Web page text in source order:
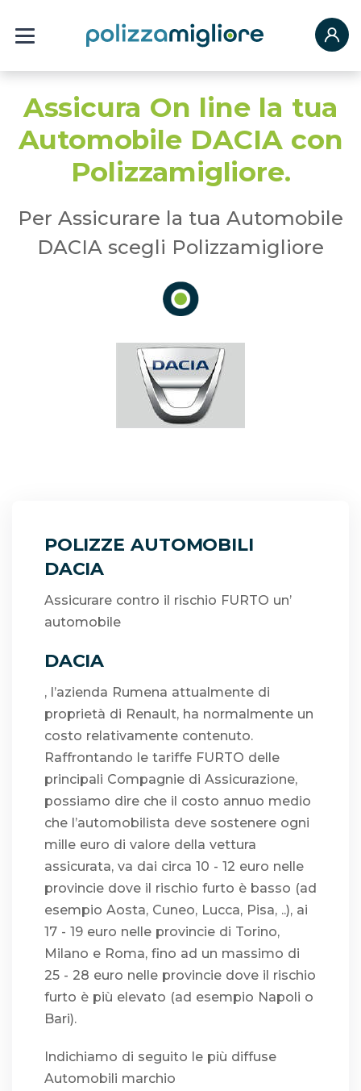
Assicura On line la tua
Automobile DACIA con
Polizzamigliore.
Per Assicurare la tua Automobile
DACIA scegli Polizzamigliore
POLIZZE AUTOMOBILI
DACIA
Assicurare contro il rischio FURTO un’
automobile
DACIA
, l’azienda Rumena attualmente di
proprietà di Renault, ha normalmente un
costo relativamente contenuto.
Raffrontando le tariffe FURTO delle
principali Compagnie di Assicurazione,
possiamo dire che il costo annuo medio
che l’automobilista deve sostenere ogni
mille euro di valore della vettura
assicurata, va dai circa 10 - 12 euro nelle
provincie dove il rischio furto è basso (ad
esempio Aosta, Cuneo, Lucca, Pisa, ..), ai
17 - 19 euro nelle provincie di Torino,
Milano e Roma, fino ad un massimo di
25 - 28 euro nelle provincie dove il rischio
furto è più elevato (ad esempio Napoli o
Bari).
Indichiamo di seguito le più diffuse
Automobili marchio